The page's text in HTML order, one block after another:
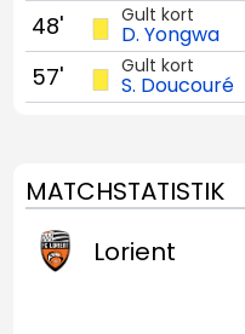
Gult kort
D. Yongwa
48'
Gult kort
S. Doucouré
57'
MATCHSTATISTIK
Lorient